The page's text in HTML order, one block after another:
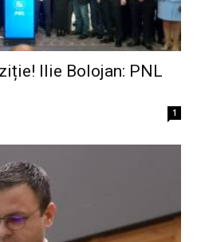
Ilie Bolojan: PNL
1